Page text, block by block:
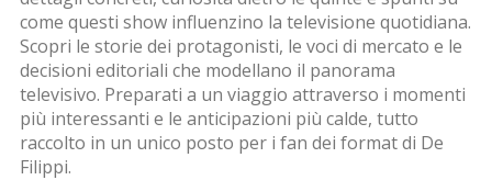
come questi show influenzino la televisione quotidiana.
Scopri le storie dei protagonisti, le voci di mercato e le
decisioni editoriali che modellano il panorama
televisivo. Preparati a un viaggio attraverso i momenti
più interessanti e le anticipazioni più calde, tutto
raccolto in un unico posto per i fan dei format di De
Filippi.